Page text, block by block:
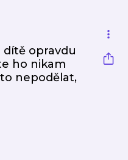
dítě opravdu
ho nikam
nepodělat,